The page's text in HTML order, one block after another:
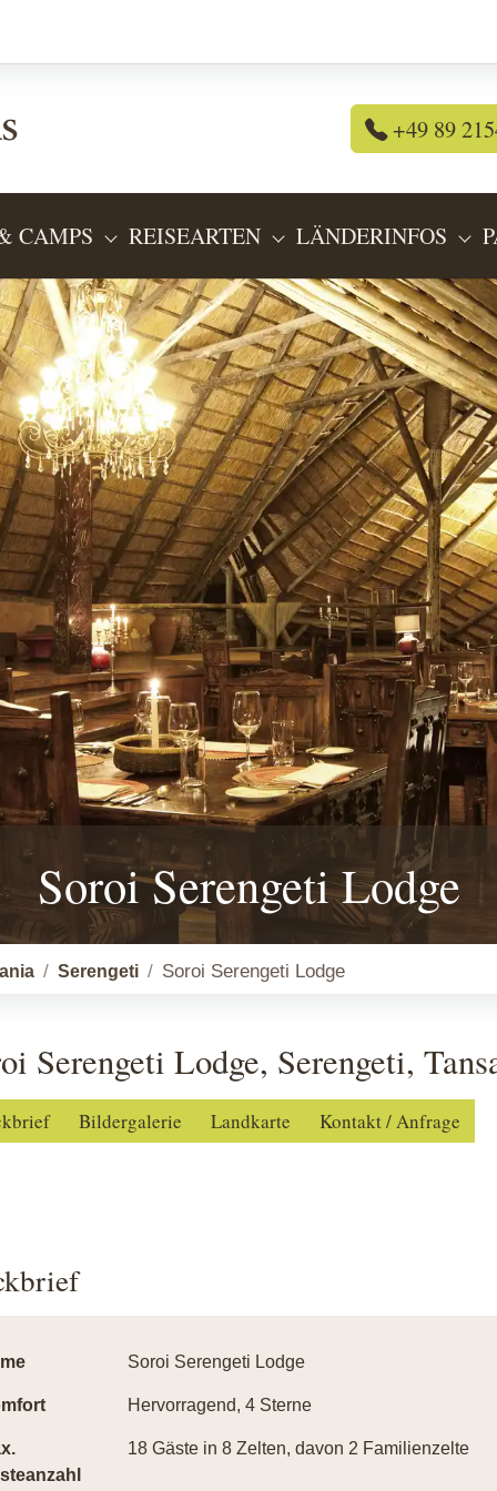
+49 89
"REISEANGEBOTE"
CAMPS SUBMENU FOR "LODGES & CAMPS"
REISEARTEN SUBMENU FOR
LÄNDERINFOS
Soroi Serengeti Lodge
Serengeti Soroi Serengeti Lodge
Serengeti Lodge, Serengeti,
Bildergalerie Landkarte Kontakt / Anfrage
Soroi Serengeti Lodge
Hervorragend, 4 Sterne
18 Gäste in 8 Zelten, davon 2 Familienzelte